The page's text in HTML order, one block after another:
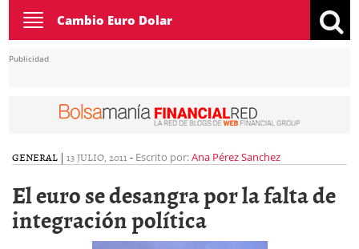
Toggle
navigation
Cambio Euro Dolar
Publicidad
GENERAL | 13 JULIO, 2011 - Escrito por:Ana Pérez Sanchez
El euro se desangra por la falta de
integración política